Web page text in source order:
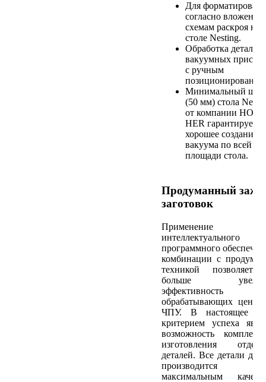
Для
согласно
схемам раскроя на
столе Nesting.
Обработка деталей
вакуумных
с ручным
Минимальный шаг
(50 мм) стола
от компании
HER гарантирует
хорошее создание
вакуума по всей
площади стола.
Продуманный
заготовок
Применение
интеллектуального
программного
комбинации с
техникой позволяет
больше
эффективность
обрабатывающих
ЧПУ. В настоящее
критерием успеха
возможность
изготовления
деталей. Все детали
максимальным